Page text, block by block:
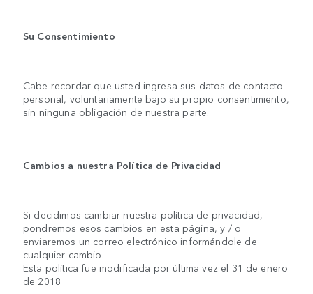
Su Consentimiento
Cabe recordar que usted ingresa sus datos de contacto
personal, voluntariamente bajo su propio consentimiento,
sin ninguna obligación de nuestra parte.
Cambios a nuestra Política de Privacidad
Si decidimos cambiar nuestra política de privacidad,
pondremos esos cambios en esta página, y / o
enviaremos un correo electrónico informándole de
cualquier cambio.
Esta política fue modificada por última vez el 31 de enero
de 2018